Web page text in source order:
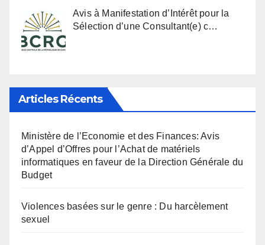
Avis à Manifestation d’Intérêt pour la
Sélection d’une Consultant(e) c…
Articles Récents
Ministère de l’Economie et des Finances: Avis
d’Appel d’Offres pour l’Achat de matériels
informatiques en faveur de la Direction Générale du
Budget
Violences basées sur le genre : Du harcèlement
sexuel